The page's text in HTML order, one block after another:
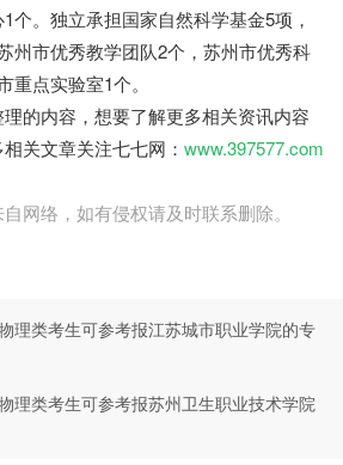
个。独立承担国家自然科学基金5项，
州市优秀教学团队2个，苏州市优秀科
点实验室1个。
的内容，想要了解更多相关资讯内容
关文章关注七七网： www.397577.com
网络，如有侵权请及时联系删除。
理类考生可参考报江苏城市职业学院的专
理类考生可参考报苏州卫生职业技术学院